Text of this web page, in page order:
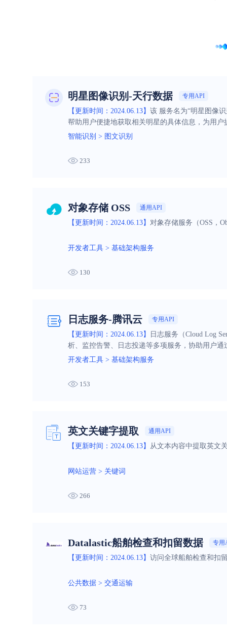
明星图像识别-天行数据 专用API
【更新时间：2024.06.13】 该 服务名为“明星图像
帮助用户便捷地获取相关明星的具体信息，为用
智能识别 > 图文识别
233
对象存储 OSS 通用API
【更新时间：2024.06.13】 对象存储服务（OSS，
开发者工具 > 基础架构服务
130
日志服务-腾讯云 专用API
【更新时间：2024.06.13】
日志服务（Cloud Log
析、监控告警、日志投递等多项服务，协助用户
开发者工具 > 基础架构服务
153
英文关键字提取 通用API
【更新时间：2024.06.13】 从文本内容中提取英文
网站运营 > 关键词
266
Datalastic船舶检查和扣留数据 专用
【更新时间：2024.06.13】 访问全球船舶检查和扣
公共数据 > 交通运输
73